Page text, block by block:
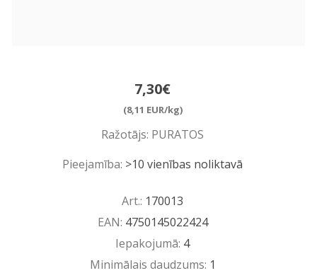
7,30€
(8,11 EUR/kg)
Ražotājs: PURATOS
Pieejamība: >10 vienības noliktavā
Art.: 170013
EAN: 4750145022424
Iepakojumā: 4
Minimālais daudzums: 1